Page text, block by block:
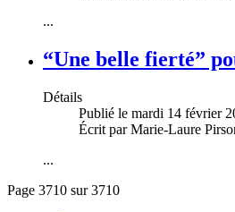
...
“Une belle fierté”
Détails
Publié le mardi 14 février
Écrit par Marie-Laure
...
Page 3710 sur 3710